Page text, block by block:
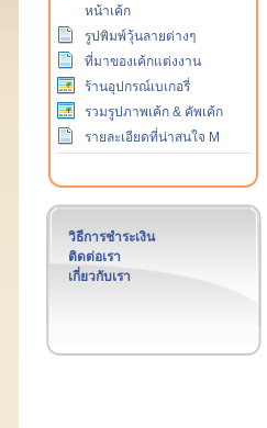
หน้าเค้ก
รูปพิมพ์วุ้นลายต่างๆ
ที่มาของเค้กแต่งงาน
ร้านอุปกรณ์เบเกอรี่
รวมรูปภาพเค้ก & คัพเค้ก
รายละเอียดที่น่าสนใจ M
วิธีการชำระเงิน
ติดต่อเรา
เกี่ยวกับเรา